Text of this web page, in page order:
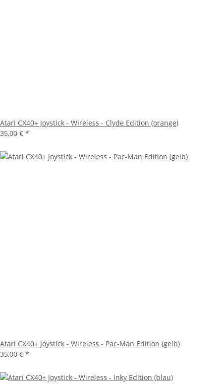
Atari CX40+ Joystick - Wireless - Clyde Edition (orange)
35,00 € *
Atari CX40+ Joystick - Wireless - Pac-Man Edition (gelb)
35,00 € *